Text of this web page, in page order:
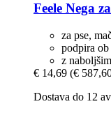
Feele Nega
za pse,
podpira
z
€ 14,69 (€
Dostava do 12